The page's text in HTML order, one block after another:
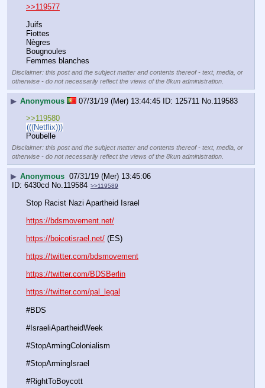
>>119577
Juifs
Fiottes
Nègres
Bougnoules
Femmes blanches
Disclaimer: this post and the subject matter and contents thereof - text, media, or
otherwise - do not necessarily reflect the views of the 8kun administration.
▶ Anonymous 07/31/19 (Mer) 13:44:45 125711 No.119583
>>119580
(((Netflix)))
Poubelle
Disclaimer: this post and the subject matter and contents thereof - text, media, or
otherwise - do not necessarily reflect the views of the 8kun administration.
▶ Anonymous 07/31/19 (Mer) 13:45:06
6430cd No.119584 >>119589
Stop Racist Nazi Apartheid Israel
https://bdsmovement.net/
https://boicotisrael.net/ (ES)
https://twitter.com/bdsmovement
https://twitter.com/BDSBerlin
https://twitter.com/pal_legal
#BDS
#IsraeliApartheidWeek
#StopArmingColonialism
#StopArmingIsrael
#RightToBoycott